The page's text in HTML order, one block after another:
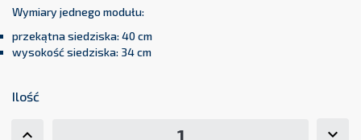
Wymiary jednego modułu:
przekątna siedziska: 40 cm
wysokość siedziska: 34 cm
Ilość